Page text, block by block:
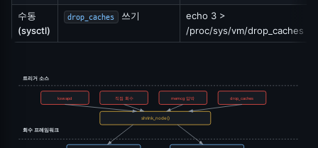
수동
(sysctl)
drop_caches 쓰기
echo 3 >
/proc/sys/vm/drop_caches
트리거 소스
회수 프레임워크
kswapd 직접 회수 memcg 압박 drop_caches
shrink_node()